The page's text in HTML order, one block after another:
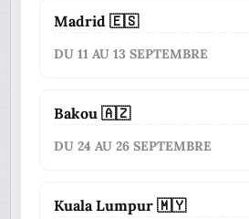
Madrid 🇪🇸
DU 11 AU 13 SEPTEMBRE
Bakou 🇦🇿
DU 24 AU 26 SEPTEMBRE
Kuala Lumpur 🇲🇾